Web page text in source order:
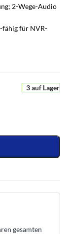
möchten – wir
88
2-Wege-Audio
fähig für NVR-
3 auf Lager
gesamten